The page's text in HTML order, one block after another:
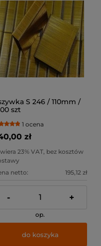
S 246 / 110mm /
szt
1 ocena
zł
23% VAT, bez kosztów
netto:
195,12 zł
- +
op.
do koszyka